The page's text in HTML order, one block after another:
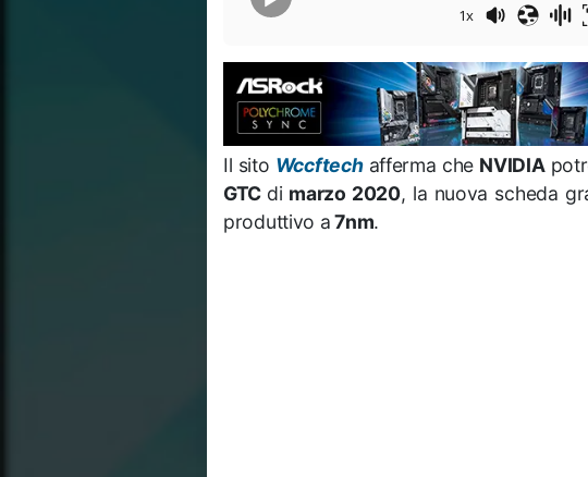
1x
Il sito Wccftechafferma che NVIDIA
GTC di marzo 2020, la nuova scheda
produttivo a7nm.